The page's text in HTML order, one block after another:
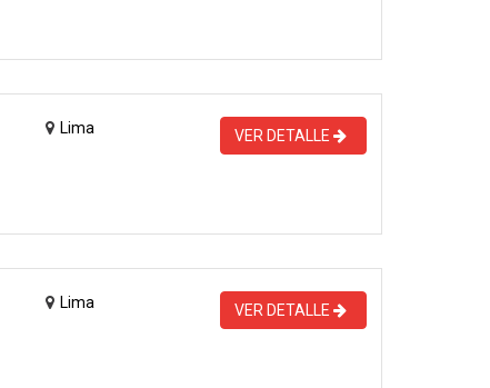
Lima VER DETALLE
Lima VER DETALLE